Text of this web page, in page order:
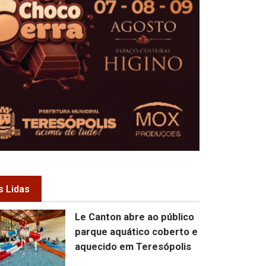
Lidas
Le Canton abre ao público
parque aquático coberto e
aquecido em Teresópolis